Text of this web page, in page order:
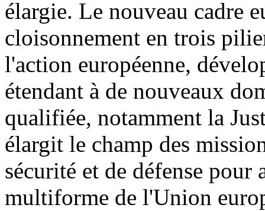
élargie. Le nouveau cadre
cloisonnement en trois
l'action européenne,
étendant à de nouveaux
qualifiée, notamment la
élargit le champ des
sécurité et de défense
multiforme de l'Union